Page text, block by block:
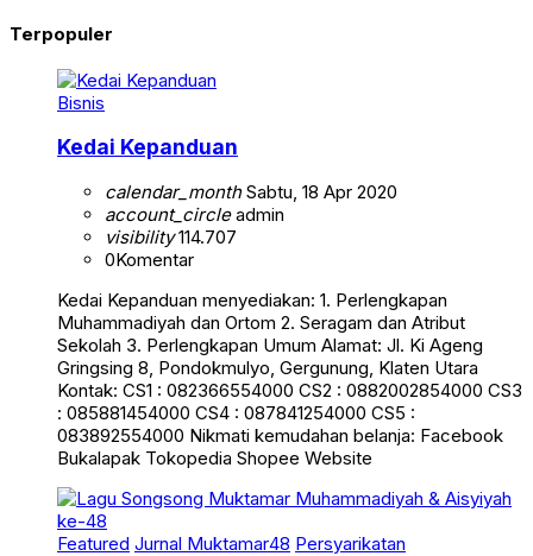
Terpopuler
Bisnis
Kedai Kepanduan
calendar_monthSabtu, 18 Apr 2020
account_circleadmin
visibility114.707
0Komentar
Kedai Kepanduan menyediakan: 1. Perlengkapan
Muhammadiyah dan Ortom 2. Seragam dan Atribut
Sekolah 3. Perlengkapan Umum Alamat: Jl. Ki Ageng
Gringsing 8, Pondokmulyo, Gergunung, Klaten Utara
Kontak: CS1 : 082366554000 CS2 : 0882002854000 CS3
: 085881454000 CS4 : 087841254000 CS5 :
083892554000 Nikmati kemudahan belanja: Facebook
Bukalapak Tokopedia Shopee Website
Featured Jurnal Muktamar48 Persyarikatan